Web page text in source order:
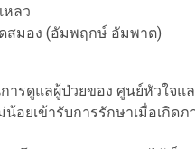
หลว
สมอง (อัมพฤกษ์ อัมพาต)
รดูแลผู้ป่วยของ ศูนย์หัวใจแ
น้อยเข้ารับการรักษาเมื่อเกิ